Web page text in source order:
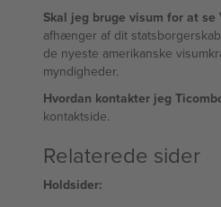
Skal jeg bruge visum for at se
afhænger af dit
de nyeste amerikanske
myndigheder.
Hvordan kontakter jeg
kontaktside.
Relaterede sider
Holdsider: